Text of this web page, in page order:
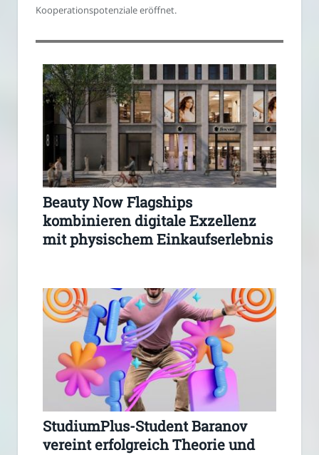
Kooperationspotenziale eröffnet.
Beauty Now Flagships
kombinieren digitale Exzellenz
mit physischem Einkaufserlebnis
StudiumPlus-Student Baranov
vereint erfolgreich Theorie und